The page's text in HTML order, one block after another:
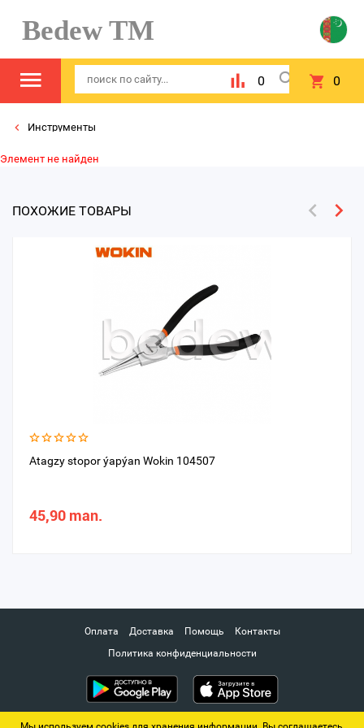
Bedew TM
0 0
Инструменты
Элемент не найден
ПОХОЖИЕ ТОВАРЫ
Atagzy stopor ýapýan Wokin 104507
45,90 man.
Оплата Доставка Помощь
Контакты
Политика конфиденциальности